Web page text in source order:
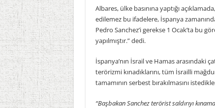
Albares, ülke basınına yaptığı
edilemez bu ifadelere, İspanya
Pedro Sanchez’i gerekse 1 Ocak’ta bu
yapılmıştır.” dedi.
İspanya’nın İsrail ve Hamas
terörizmi kınadıklarını, tüm İsrailli
tamamının serbest bırakılmasını
“Başbakan Sanchez terörist saldırıyı